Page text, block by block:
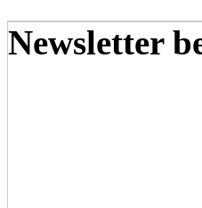
Newsletter